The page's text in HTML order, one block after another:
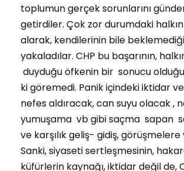
toplumun gerçek sorunlarını
getirdiler. Çok zor durumdaki
alarak, kendilerinin bile
yakaladılar. CHP bu başarının,
duyduğu öfkenin bir sonucu
ki göremedi. Panik içindeki iktidar
nefes aldıracak, can suyu olacak ,
yumuşama vb gibi saçma sapan
ve karşılık geliş- gidiş, görüşmelere
Sanki, siyaseti sertleşmesinin,
küfürlerin kaynağı, iktidar değil de,